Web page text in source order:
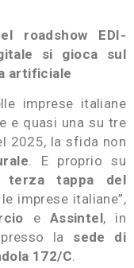
roadshow EDI-
si gioca sul
artificiale
imprese italiane
e quasi una su tre
2025, la sfida non
. E proprio su
terza tappa del
imprese italiane”,
e Assintel, in
la sede di
172/C.